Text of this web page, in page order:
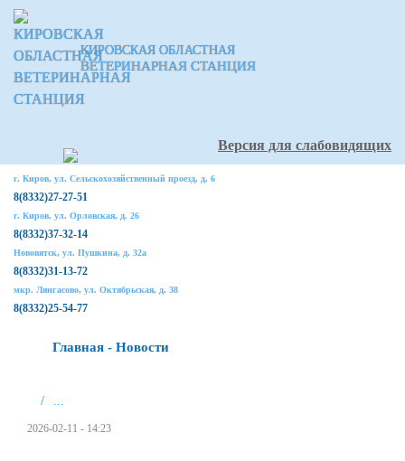
КИРОВСКАЯ ОБЛАСТНАЯ
ВЕТЕРИНАРНАЯ СТАНЦИЯ
Версия для слабовидящих
г. Киров, ул. Сельскохозяйственный проезд, д. 6
8(8332)27-27-51
г. Киров, ул. Орловская, д. 26
8(8332)37-32-14
Нововятск, ул. Пушкина, д. 32а
8(8332)31-13-72
мкр. Лянгасово, ул. Октябрьская, д. 38
8(8332)25-54-77
Главная - Новости
/ ...
2026-02-11 - 14:23